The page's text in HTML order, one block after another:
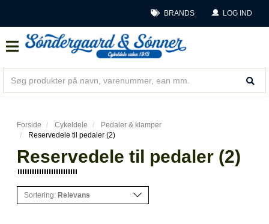
BRANDS LOG IND
Forside Cykeldele
Pedaler & klamper
Reservedele til pedaler (2)
Reservedele til pedaler (2)
Sortering: Relevans